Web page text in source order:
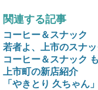
関連する記事
コーヒー＆スナック
若者よ、上市のスナ
コーヒー＆スナック
上市町の新店紹介
「やきとり 久ちゃん